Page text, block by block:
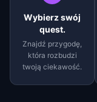
Wybierz swój
quest.
Znajdź przygodę,
która rozbudzi
twoją ciekawość.